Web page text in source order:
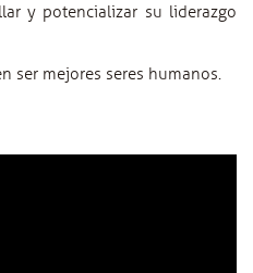
y potencializar su liderazgo
ser mejores seres humanos.